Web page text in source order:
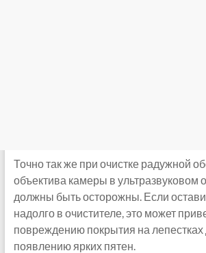
Точно так же при очистке радужной
объектива камеры в ультразвуковом
должны быть осторожны. Если
надолго в очистителе, это может
повреждению покрытия на
появлению ярких пятен.